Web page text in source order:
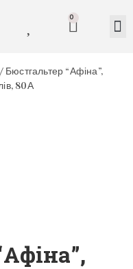
0
/ Бюстгальтер “Афіна”,
80А